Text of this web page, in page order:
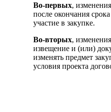
Во-первых,
после окончания
участие в закупке.
Во-вторых,
извещение и (или)
изменять предмет
условия проекта